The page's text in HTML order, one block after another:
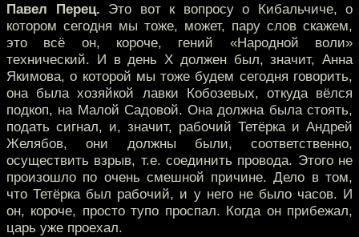
Павел Перец. Это вот к вопросу о Кибальчиче, о
котором сегодня мы тоже, может, пару слов скажем,
это всё он, короче, гений «Народной воли»
технический. И в день Х должен был, значит, Анна
Якимова, о которой мы тоже будем сегодня говорить,
она была хозяйкой лавки Кобозевых, откуда вёлся
подкоп, на Малой Садовой. Она должна была стоять,
подать сигнал, и, значит, рабочий Тетёрка и Андрей
Желябов, они должны были, соответственно,
осуществить взрыв, т.е. соединить провода. Этого не
произошло по очень смешной причине. Дело в том,
что Тетёрка был рабочий, и у него не было часов. И
он, короче, просто тупо проспал. Когда он прибежал,
царь уже проехал.